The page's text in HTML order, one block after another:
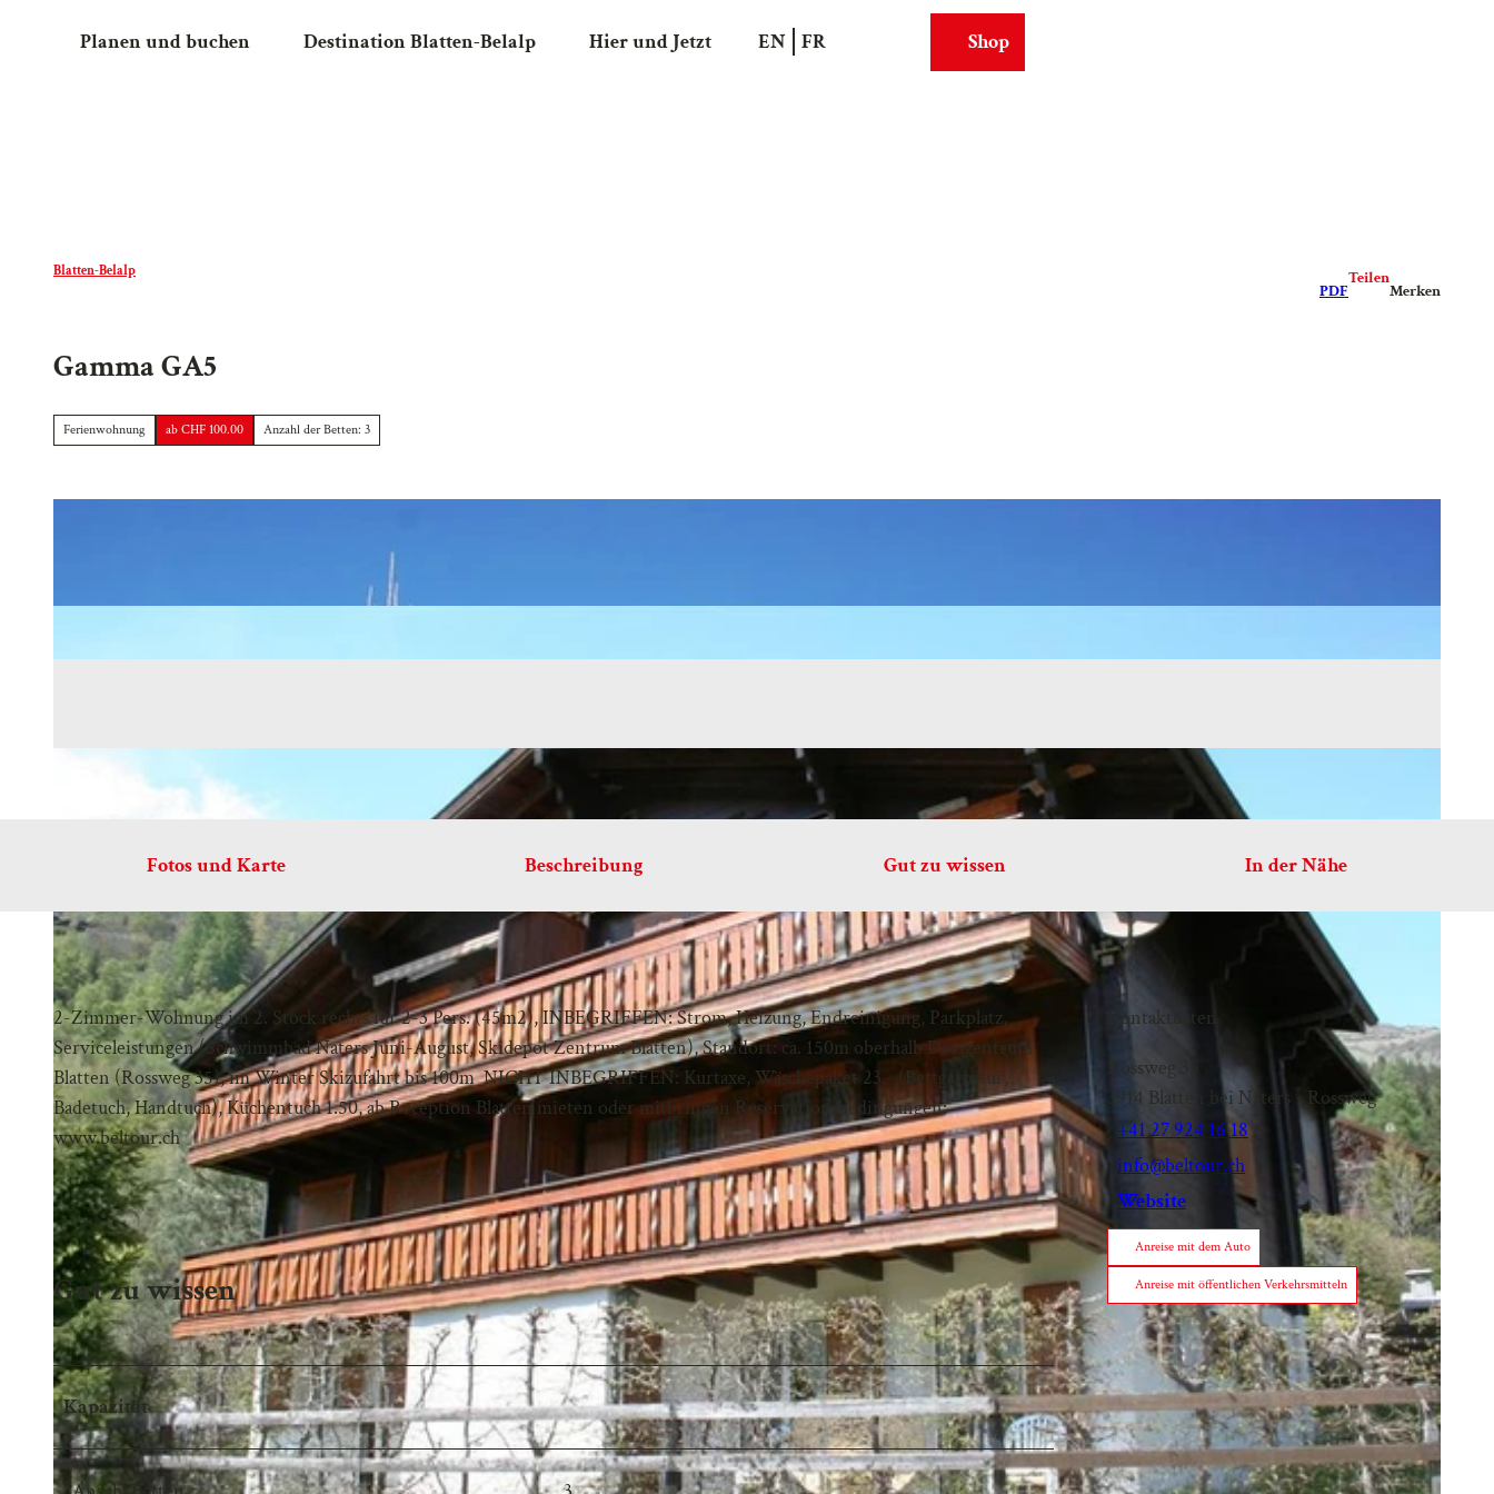
Planen und buchen Destination Blatten-Belalp Hier und Jetzt EN FR WebcamsShop
Blatten-Belalp
PDF
Teilen
Merken
Gamma GA5
Ferienwohnung ab CHF 100.00 Anzahl der Betten: 3
Fotos und Karte Beschreibung Gut zu wissen In der Nähe
2-Zimmer-Wohnung im 2. Stock rechts für 2-3 Pers. (45m2), INBEGRIFFEN: Strom, Heizung, Endreinigung, Parkplatz,
Serviceleistungen (Schwimmbad Naters Juni-August, Skidepot Zentrum Blatten), Standort: ca. 150m oberhalb Dorfzentrum
Blatten (Rossweg 35), im Winter Skizufahrt bis 100m NICHT INBEGRIFFEN: Kurtaxe, Wäschepaket 23.- (Bettgarnitur,
Badetuch, Handtuch), Küchentuch 1.50, ab Reception Blatten mieten oder mitbringen Reservationsbedingungen:
www.beltour.ch
Gut zu wissen
Kapazität
Kontaktdaten
Rossweg 35
3914 Blatten bei Naters - Rossweg
+41 27 924 16 18
info@beltour.ch
Website
Anreise mit dem Auto
Anreise mit öffentlichen Verkehrsmitteln